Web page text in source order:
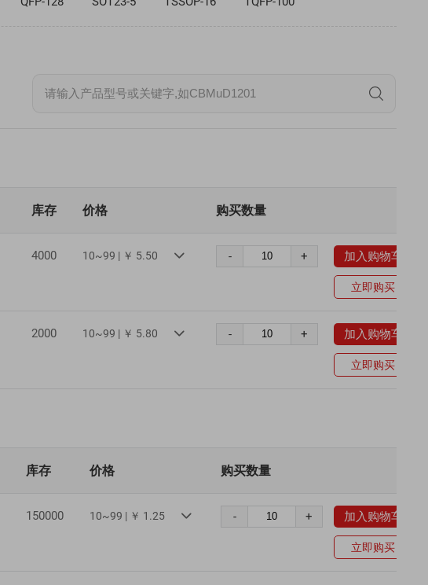
库存 价格 购买数量
4000 10~99 | ￥ 5.50  - + 加入购物车
立即购买
2000 10~99 | ￥ 5.80  - + 加入购物车
立即购买
库存 价格 购买数量
150000 10~99 | ￥ 1.25  - + 加入购物车
立即购买